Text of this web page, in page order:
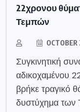
22χρονου
Τεμπών
​Συγκινητική
αδικοχαμένου
βρήκε τραγικό
δυστύχημα των